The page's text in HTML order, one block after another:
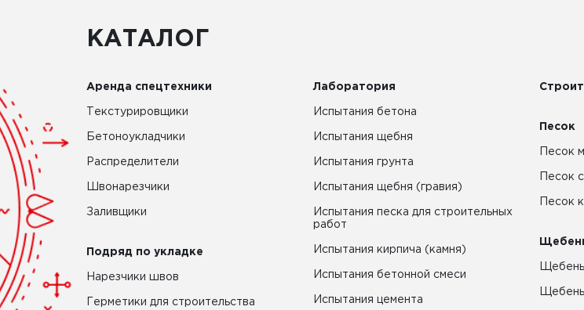
КАТАЛОГ
Аренда спецтехники
Текстурировщики
Бетоноукладчики
Распределители
Швонарезчики
Заливщики
Подряд по укладке
Нарезчики швов
Герметики для строительства
Лаборатория
Испытания бетона
Испытания щебня
Испытания грунта
Испытания щебня (гравия)
Испытания песка для строительных
работ
Испытания кирпича (камня)
Испытания бетонной смеси
Испытания цемента
Песок
Песок
Песок
Песок